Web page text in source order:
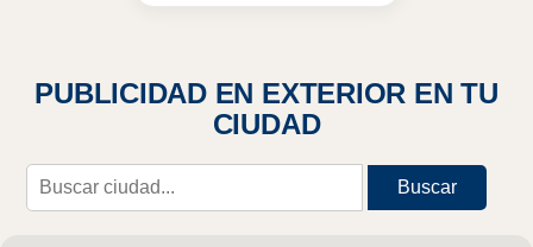
PUBLICIDAD EN EXTERIOR EN TU
CIUDAD
Buscar